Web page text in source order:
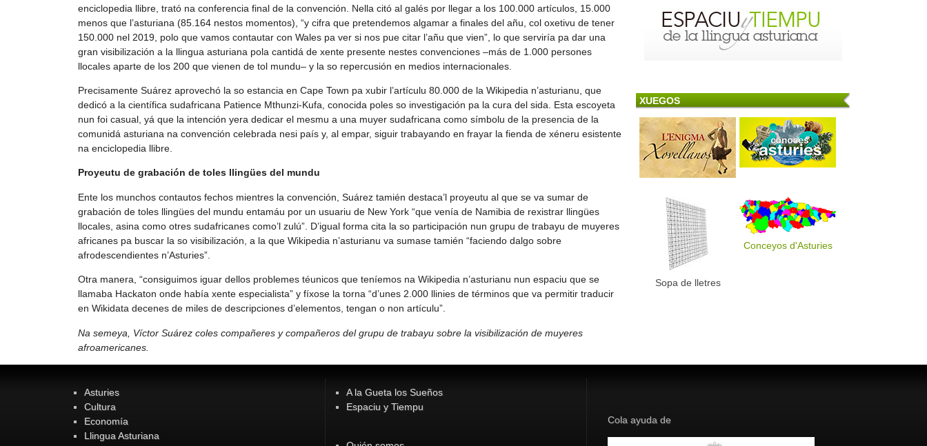
enciclopedia llibre, trató na conferencia final de la convención. Nella citó al galés por llegar a los 100.000 artículos, 15.000
menos que l’asturiana (85.164 nestos momentos), “y cifra que pretendemos algamar a finales del añu, col oxetivu de tener
150.000 nel 2019, polo que vamos contautar con Wales pa ver si nos pue citar l’añu que vien”, lo que serviría pa dar una
gran visibilización a la llingua asturiana pola cantidá de xente presente nestes convenciones –más de 1.000 persones
llocales aparte de los 200 que vienen de tol mundu– y la so repercusión en medios internacionales.
Precisamente Suárez aprovechó la so estancia en Cape Town pa xubir l’artículu 80.000 de la Wikipedia n’asturianu, que
dedicó a la científica sudafricana Patience Mthunzi-Kufa, conocida poles so investigación pa la cura del sida. Esta escoyeta
nun foi casual, yá que la intención yera dedicar el mesmu a una muyer sudafricana como símbolu de la presencia de la
comunidá asturiana na convención celebrada nesi país y, al empar, siguir trabayando en frayar la fienda de xéneru esistente
na enciclopedia llibre.
Proyeutu de grabación de toles llingües del mundu
Ente los munchos contautos fechos mientres la convención, Suárez tamién destaca’l proyeutu al que se va sumar de
grabación de toles llingües del mundu entamáu por un usuariu de New York “que venía de Namibia de rexistrar llingües
llocales, asina como otres sudafricanes como’l zulú”. D’igual forma cita la so participación nun grupu de trabayu de muyeres
africanes pa buscar la so visibilización, a la que Wikipedia n’asturianu va sumase tamién “faciendo dalgo sobre
afrodescendientes n’Asturies”.
Otra manera, “consiguimos iguar dellos problemes téunicos que teníemos na Wikipedia n’asturianu nun espaciu que se
llamaba Hackaton onde había xente especialista” y fíxose la torna “d’unes 2.000 llinies de términos que va permitir traducir
en Wikidata decenes de miles de descripciones d’elementos, tengan o non artículu”.
Na semeya, Víctor Suárez coles compañeres y compañeros del grupu de trabayu sobre la visibilización de muyeres
afroamericanes.
XUEGOS
Sopa de lletres
Conceyos d'Asturies
Asturies
Cultura
Economía
Llingua Asturiana
A la Gueta los Sueños
Espaciu y Tiempu
Cola ayuda de